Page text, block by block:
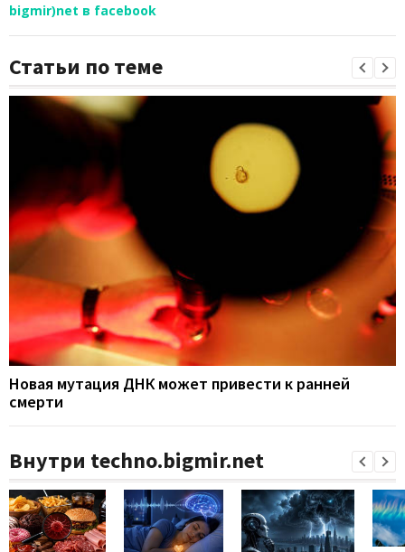
bigmir)net в facebook
Статьи по теме
Новая мутация ДНК может привести к ранней
смерти
Внутри techno.bigmir.net